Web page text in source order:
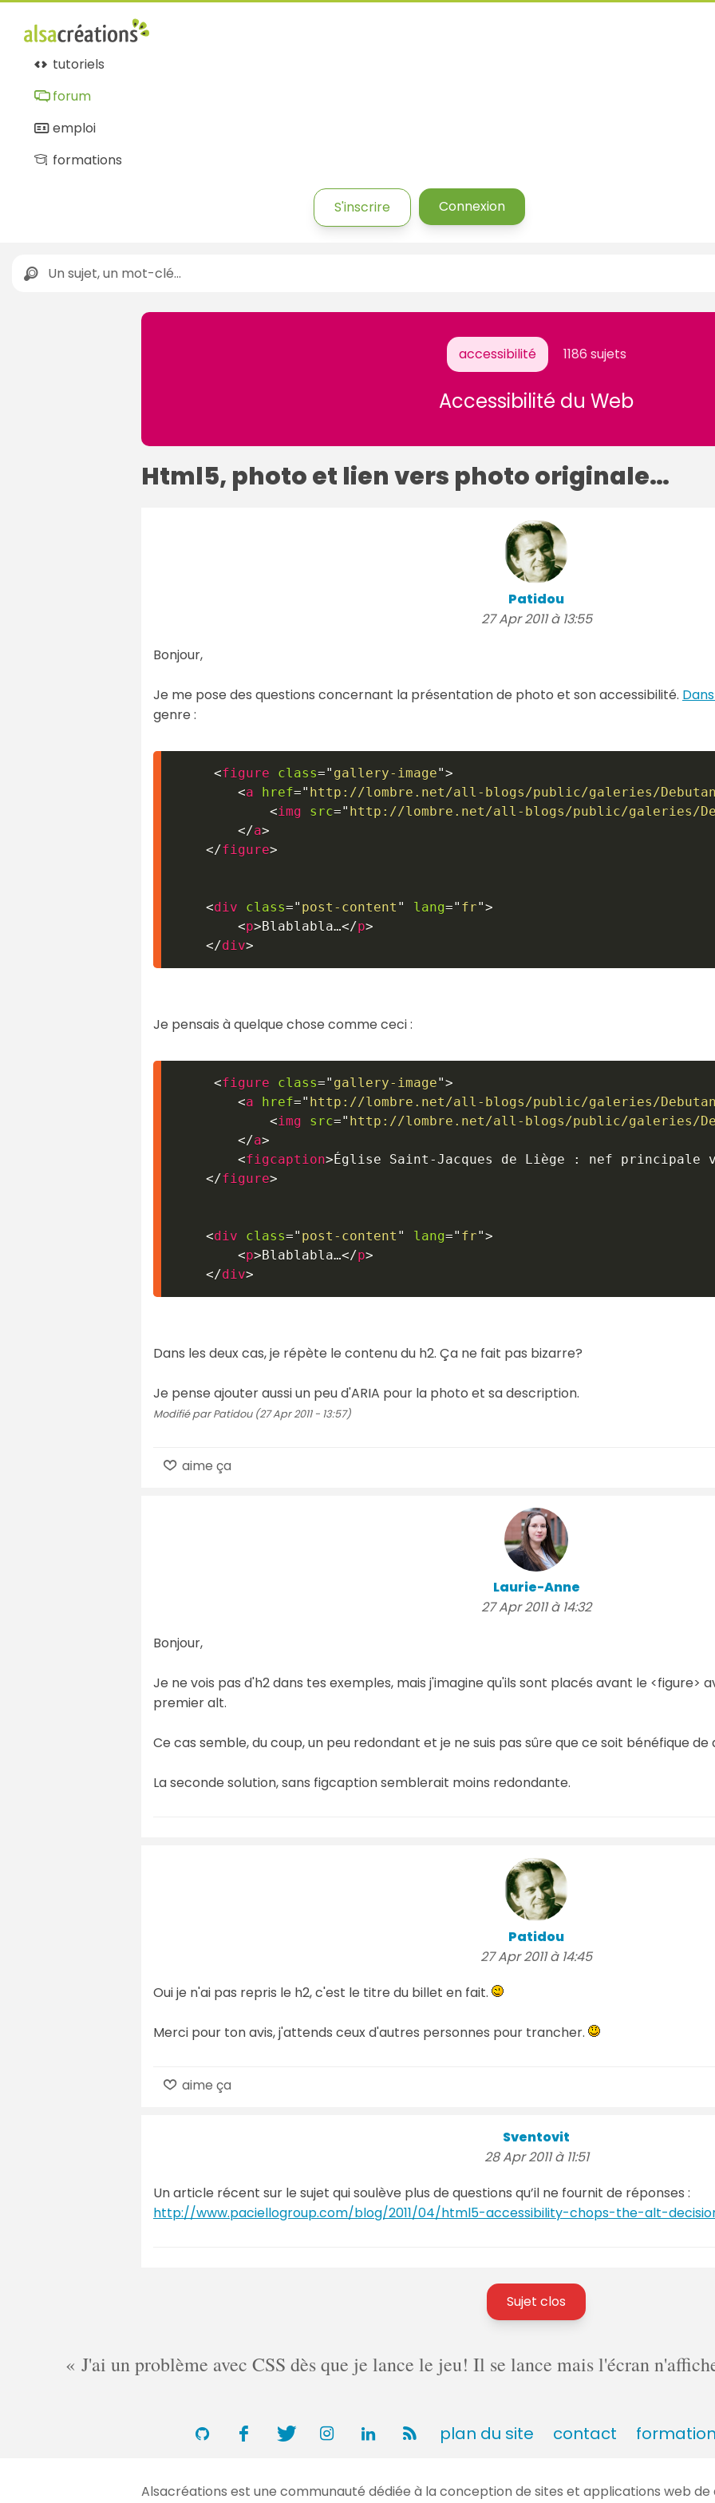
tutoriels
forum
emploi
formations
S'inscrire Connexion
accessibilité 1186 sujets
Accessibilité du Web
Html5, photo et lien vers photo originale…
Patidou
27 Apr 2011 à 13:55
Bonjour,
Je me pose des questions concernant la présentation de photo et son accessibilité.
genre :
<figure class=" gallery-image">
<a href=" http://lombre.net/all-blogs/public/galeries/
<img src=" http://lombre.net/all-blogs/public/galeries/
</a>
</figure>
<div class=" post-content " lang=" fr">
<p>Blablabla…</p>
</div>
Je pensais à quelque chose comme ceci :
<figure class=" gallery-image">
<a href=" http://lombre.net/all-blogs/public/galeries/
<img src=" http://lombre.net/all-blogs/public/galeries/
</a>
<figcaption>Église Saint-Jacques de Liège : nef principale
</figure>
<div class=" post-content " lang=" fr">
<p>Blablabla…</p>
</div>
Dans les deux cas, je répète le contenu du h2. Ça ne fait pas bizarre?
Je pense ajouter aussi un peu d'ARIA pour la photo et sa description.
Modifié par Patidou (27 Apr 2011 - 13:57)
aime ça
Laurie-Anne
27 Apr 2011 à 14:32
Bonjour,
Je ne vois pas d'h2 dans tes exemples, mais j'imagine qu'ils sont placés avant le <figure>
premier alt.
Ce cas semble, du coup, un peu redondant et je ne suis pas sûre que ce soit bénéfique
La seconde solution, sans figcaption semblerait moins redondante.
Patidou
27 Apr 2011 à 14:45
Oui je n'ai pas repris le h2, c'est le titre du billet en fait.
Merci pour ton avis, j'attends ceux d'autres personnes pour trancher.
aime ça
Sventovit
28 Apr 2011 à 11:51
Un article récent sur le sujet qui soulève plus de questions qu’il ne fournit de réponses :
http://www.paciellogroup.com/blog/2011/04/html5-accessibility-chops-the-alt-
Sujet clos
J'ai un problème avec CSS dès que je lance le jeu! Il se lance mais l'écran
plan du site contact
Alsacréations est une communauté dédiée à la conception de sites et applications web de